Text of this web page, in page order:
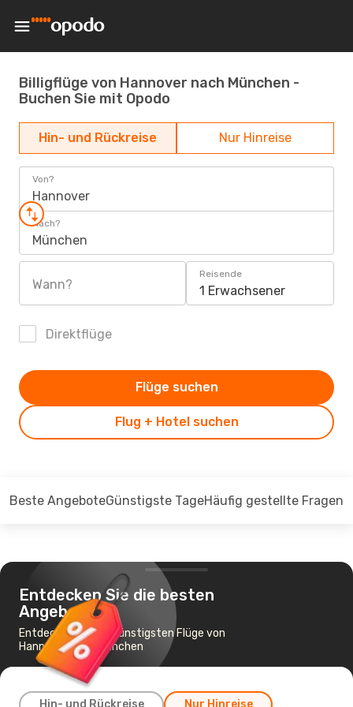
Billigflüge von Hannover nach München -
Buchen Sie mit Opodo
Hin- und Rückreise Nur Hinreise
Von?
Hannover
Nach?
München
Wann?
Reisende
1 Erwachsener
Direktflüge
Flug + Hotel suchen
Flüge suchen
Beste AngeboteGünstigste TageHäufig gestellte Fragen
Entdecken Sie die besten
Angebote
Entdecken Sie die günstigsten Flüge von
Hannover nach München
Hin- und Rückreise Nur Hinreise